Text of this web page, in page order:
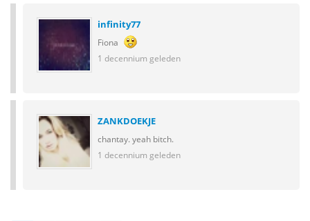
infinity77
Fiona
1 decennium geleden
ZANKDOEKJE
chantay. yeah bitch.
1 decennium geleden